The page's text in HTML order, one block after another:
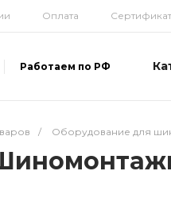
Оплата
Работаем по РФ
/ Оборудование для